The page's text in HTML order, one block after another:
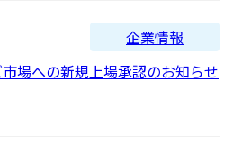
2026
2025
企業情報
場への新規上場承認のお知らせ